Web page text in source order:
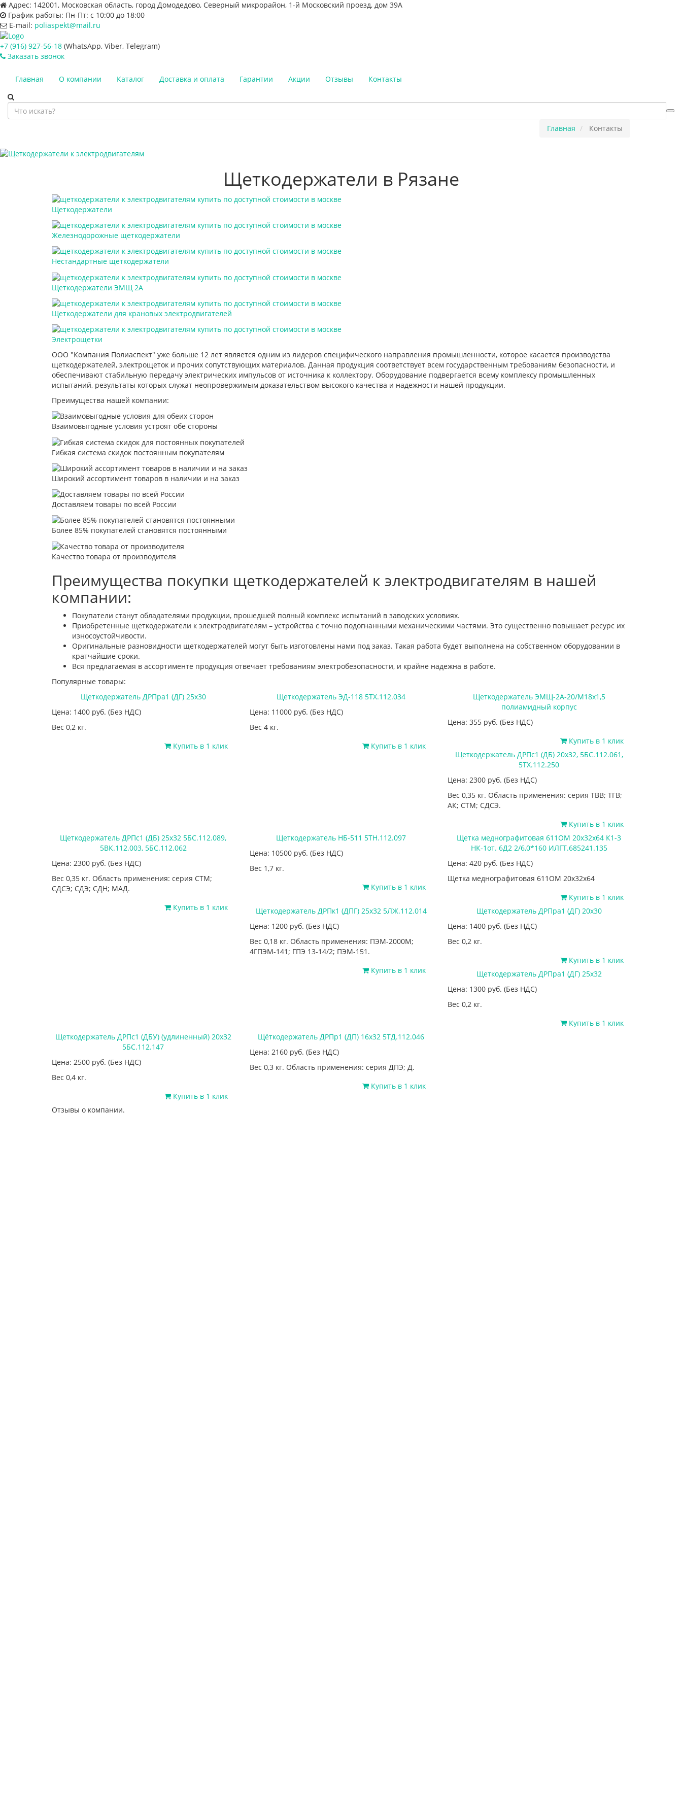
Адрес: 142001, Московская область, город Домодедово, Северный микрорайон, 1-й Московский проезд, дом 39А
График работы: Пн-Пт: с 10:00 до 18:00
E-mail: poliaspekt@mail.ru
+7 (916) 927-56-18 (WhatsApp, Viber, Telegram)
Заказать звонок
Главная О компании Каталог Доставка и оплата Гарантии Акции Отзывы Контакты
Главная Контакты
Щеткодержатели в Рязане
Щеткодержатели
Железнодорожные щеткодержатели
Нестандартные щеткодержатели
Щеткодержатели ЭМЩ 2А
Щеткодержатели для крановых электродвигателей
Электрощетки
ООО "Компания Полиаспект" уже больше 12 лет является одним из лидеров специфического направления промышленности, которое касается производства
щеткодержателей, электрощеток и прочих сопутствующих материалов. Данная продукция соответствует всем государственным требованиям безопасности, и
обеспечивают стабильную передачу электрических импульсов от источника к коллектору. Оборудование подвергается всему комплексу промышленных
испытаний, результаты которых служат неопровержимым доказательством высокого качества и надежности нашей продукции.
Преимущества нашей компании:
Взаимовыгодные условия устроят обе стороны
Гибкая система скидок постоянным покупателям
Широкий ассортимент товаров в наличии и на заказ
Доставляем товары по всей России
Более 85% покупателей становятся постоянными
Качество товара от производителя
Преимущества покупки щеткодержателей к электродвигателям в нашей
компании:
Покупатели станут обладателями продукции, прошедшей полный комплекс испытаний в заводских условиях.
Приобретенные щеткодержатели к электродвигателям – устройства с точно подогнанными механическими частями. Это существенно повышает ресурс их
износоустойчивости.
Оригинальные разновидности щеткодержателей могут быть изготовлены нами под заказ. Такая работа будет выполнена на собственном оборудовании в
кратчайшие сроки.
Вся предлагаемая в ассортименте продукция отвечает требованиям электробезопасности, и крайне надежна в работе.
Популярные товары:
Щеткодержатель ДРПра1 (ДГ) 25х30
Цена: 1400 руб. (Без НДС)
Вес 0,2 кг.
Купить в 1 клик
Щеткодержатель ЭД-118 5ТХ.112.034
Цена: 11000 руб. (Без НДС)
Вес 4 кг.
Купить в 1 клик
Щеткодержатель ЭМЩ-2А-20/М18х1,5
полиамидный корпус
Цена: 355 руб. (Без НДС)
Купить в 1 клик
Щеткодержатель ДРПс1 (ДБ) 20х32, 5БС.112.061,
5ТХ.112.250
Цена: 2300 руб. (Без НДС)
Вес 0,35 кг. Область применения: серия ТВВ; ТГВ;
АК; СТМ; СДСЭ.
Купить в 1 клик
Щеткодержатель ДРПс1 (ДБ) 25х32 5БС.112.089,
5ВК.112.003, 5БС.112.062
Цена: 2300 руб. (Без НДС)
Вес 0,35 кг. Область применения: серия СТМ;
СДСЭ; СДЭ; СДН; МАД.
Купить в 1 клик
Щеткодержатель НБ-511 5ТН.112.097
Цена: 10500 руб. (Без НДС)
Вес 1,7 кг.
Купить в 1 клик
Щетка меднографитовая 611ОМ 20х32х64 К1-3
НК-1от. 6Д2 2/6,0*160 ИЛГТ.685241.135
Цена: 420 руб. (Без НДС)
Щетка меднографитовая 611ОМ 20х32х64
Купить в 1 клик
Щеткодержатель ДРПк1 (ДПГ) 25х32 5ЛЖ.112.014
Цена: 1200 руб. (Без НДС)
Вес 0,18 кг. Область применения: ПЭМ-2000М;
4ГПЭМ-141; ГПЭ 13-14/2; ПЭМ-151.
Купить в 1 клик
Щеткодержатель ДРПра1 (ДГ) 20х30
Цена: 1400 руб. (Без НДС)
Вес 0,2 кг.
Купить в 1 клик
Щеткодержатель ДРПра1 (ДГ) 25х32
Цена: 1300 руб. (Без НДС)
Вес 0,2 кг.
Купить в 1 клик
Щеткодержатель ДРПс1 (ДБУ) (удлиненный) 20х32
5БС.112.147
Цена: 2500 руб. (Без НДС)
Вес 0,4 кг.
Купить в 1 клик
Щёткодержатель ДРПр1 (ДП) 16х32 5ТД.112.046
Цена: 2160 руб. (Без НДС)
Вес 0,3 кг. Область применения: серия ДПЭ; Д.
Купить в 1 клик
Отзывы о компании.